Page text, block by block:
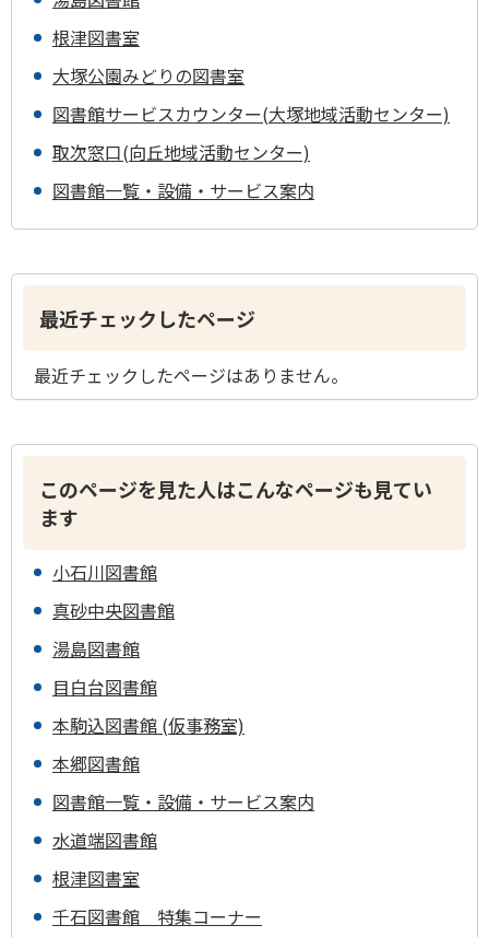
根津図書室
大塚公園みどりの図書室
図書館サービスカウンター(大塚地域活動センター)
取次窓口(向丘地域活動センター)
図書館一覧・設備・サービス案内
最近チェックしたページ
最近チェックしたページはありません。
このページを見た人はこんなページも見てい
ます
小石川図書館
真砂中央図書館
湯島図書館
目白台図書館
本駒込図書館 (仮事務室)
本郷図書館
図書館一覧・設備・サービス案内
水道端図書館
根津図書室
千石図書館 特集コーナー